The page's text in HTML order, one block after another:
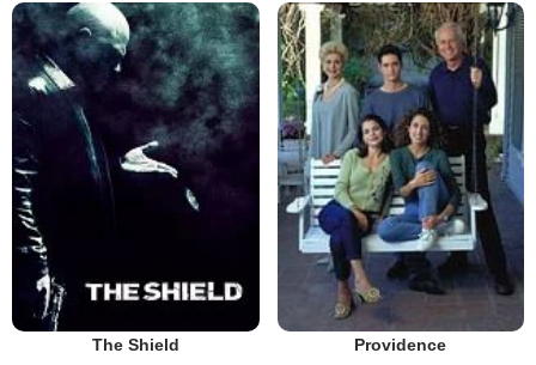
The Shield Providence